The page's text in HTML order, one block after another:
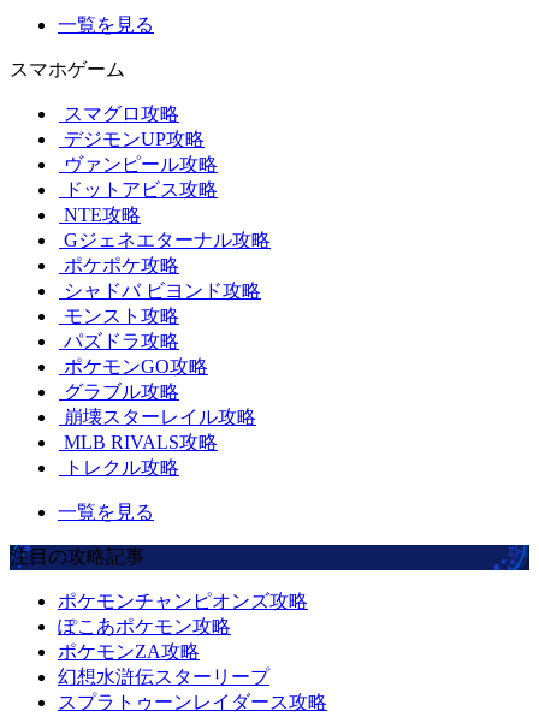
一覧を見る
スマホゲーム
スマグロ攻略
デジモンUP攻略
ヴァンピール攻略
ドットアビス攻略
NTE攻略
Gジェネエターナル攻略
ポケポケ攻略
シャドバ ビヨンド攻略
モンスト攻略
パズドラ攻略
ポケモンGO攻略
グラブル攻略
崩壊スターレイル攻略
MLB RIVALS攻略
トレクル攻略
一覧を見る
注目の攻略記事
ポケモンチャンピオンズ攻略
ぽこあポケモン攻略
ポケモンZA攻略
幻想水滸伝スターリープ
スプラトゥーンレイダース攻略